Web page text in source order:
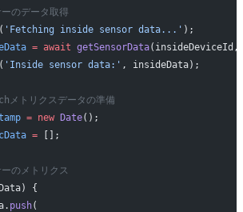
のデータ取得
( 'Fetching inside sensor data...' );
= await getSensorData(insideDeviceId,
( 'Inside sensor data:' , insideData);
トリクスデータの準備
= new Date();
= [];
のメトリクス
{
push(